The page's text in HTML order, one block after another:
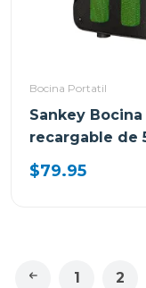
Bocina Portatil
Sankey
recargable de
bluetooth
$79.95
1 2